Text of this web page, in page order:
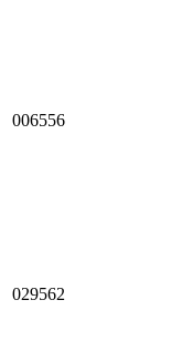
006556
029562